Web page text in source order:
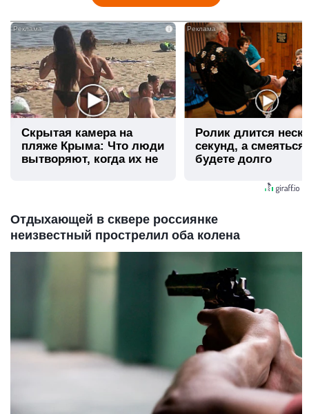
i
Скрытая камера на
пляже Крыма: Что люди
вытворяют, когда их не
Ролик длится
секунд, а
будете долго
Отдыхающей в сквере россиянке
неизвестный прострелил оба колена